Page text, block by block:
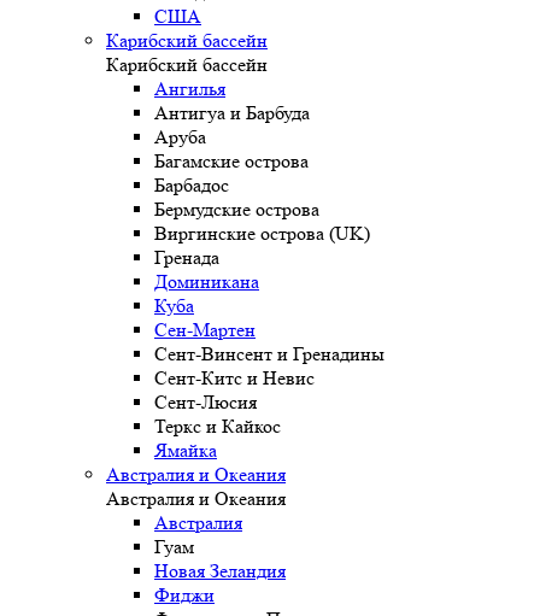
США
Карибский бассейн
Карибский бассейн
Ангилья
Антигуа и Барбуда
Аруба
Багамские острова
Барбадос
Бермудские острова
Виргинские острова (UK)
Гренада
Доминикана
Куба
Сен-Мартен
Сент-Винсент и Гренадины
Сент-Китс и Невис
Сент-Люсия
Теркс и Кайкос
Ямайка
Австралия и Океания
Австралия и Океания
Австралия
Гуам
Новая Зеландия
Фиджи